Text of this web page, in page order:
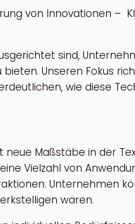
von Innovationen –
sind,
Unseren Fokus
wie diese
Maßstäbe in der
Vielzahl von
Unternehmen
wären.